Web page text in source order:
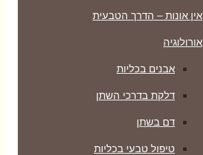
אין אונות – הדרך הטבעית
אורולוגיה
אבנים בכליות
דלקת בדרכי השתן
דם בשתן
טיפול טבעי בכליות